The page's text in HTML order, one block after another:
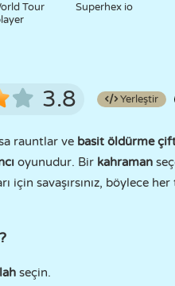
Tour
Superhex io
3.8 Yerleştir
rauntlar ve basit öldürme
oyunudur. Bir kahraman
için savaşırsınız, böylece
seçin.